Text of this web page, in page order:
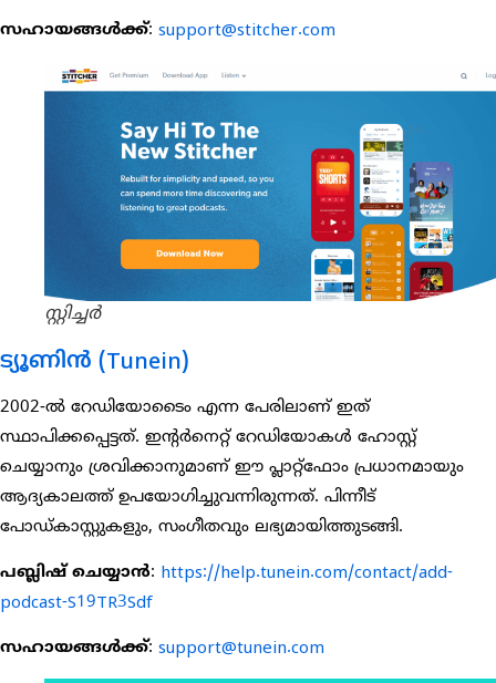
സഹായങ്ങൾക്ക്: support@stitcher.com
സ്റ്റിച്ചർ
ട്യൂണിൻ (Tunein)
2002-ൽ റേഡിയോടൈം എന്ന പേരിലാണ് ഇത്
സ്ഥാപിക്കപ്പെട്ടത്. ഇന്റർനെറ്റ് റേഡിയോകൾ ഹോസ്റ്റ്
ചെയ്യാനും ശ്രവിക്കാനുമാണ് ഈ പ്ലാറ്റ്‌ഫോം പ്രധാനമായും
ആദ്യകാലത്ത് ഉപയോഗിച്ചുവന്നിരുന്നത്. പിന്നീട്
പോഡ്കാസ്റ്റുകളും, സംഗീതവും ലഭ്യമായിത്തുടങ്ങി.
പബ്ലിഷ് ചെയ്യാൻ: https://help.tunein.com/contact/add-
podcast-S19TR3Sdf
സഹായങ്ങൾക്ക്: support@tunein.com